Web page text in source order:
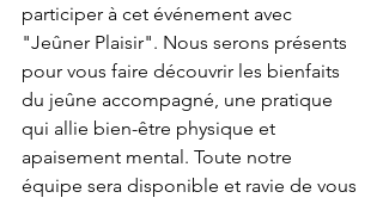
participer à cet événement avec
"Jeûner Plaisir". Nous serons présents
pour vous faire découvrir les bienfaits
du jeûne accompagné, une pratique
qui allie bien-être physique et
apaisement mental. Toute notre
équipe sera disponible et ravie de vous